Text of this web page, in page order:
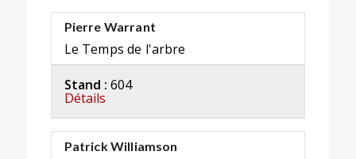
Pierre Warrant
Le Temps de l'arbre
Stand : 604
Détails
Patrick Williamson